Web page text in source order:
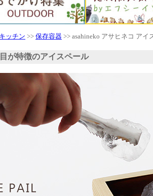
キッチン >> 保存容器 >> asahineko アサヒネコ アイ
が特徴のアイスペール